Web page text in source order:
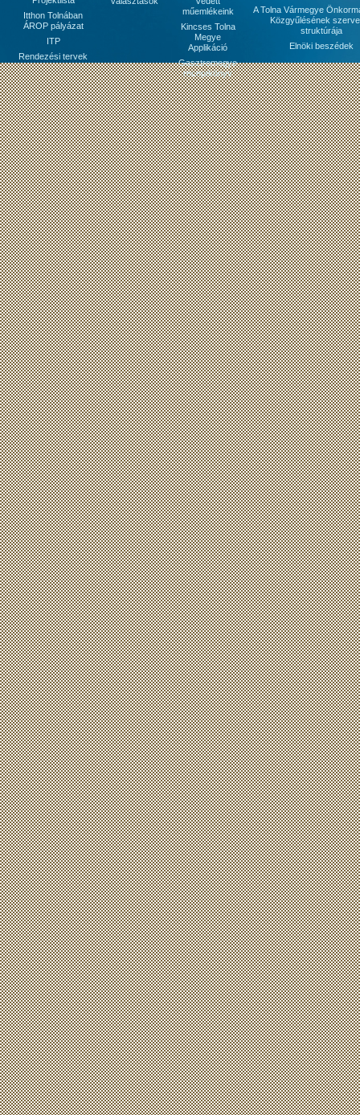
Itthon Tolnában
ÁROP pályázat
ITP
Rendezési tervek
műemlékeink
Kincses Tolna
Megye
Applikáció
Gasztromegye
receptkönyv
A Tolna Vármegye
Közgyűlésének
struktúrája
Elnöki beszédek